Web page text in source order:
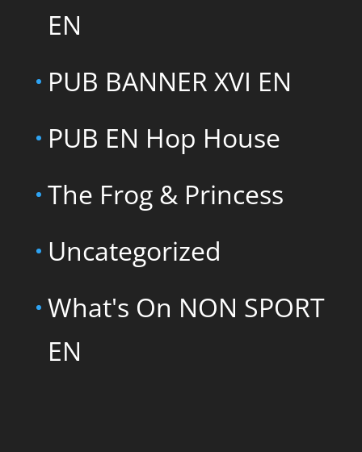
EN
PUB BANNER XVI EN
PUB EN Hop House
The Frog & Princess
Uncategorized
What's On NON SPORT
EN